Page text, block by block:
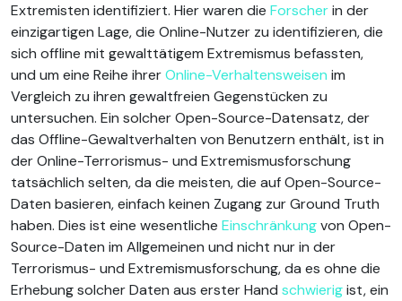
Extremisten identifiziert. Hier waren die Forscherin der
einzigartigen Lage, die Online-Nutzer zu identifizieren, die
sich offline mit gewalttätigem Extremismus befassten,
und um eine Reihe ihrerOnline-Verhaltensweisen im
Vergleich zu ihren gewaltfreien Gegenstücken zu
untersuchen. Ein solcher Open-Source-Datensatz, der
das Offline-Gewaltverhalten von Benutzern enthält, ist in
der Online-Terrorismus- und Extremismusforschung
tatsächlich selten, da die meisten, die auf Open-Source-
Daten basieren, einfach keinen Zugang zur Ground Truth
haben. Dies ist eine wesentliche Einschränkungvon Open-
Source-Daten im Allgemeinen und nicht nur in der
Terrorismus- und Extremismusforschung, da es ohne die
Erhebung solcher Daten aus erster Hand schwierigist, ein